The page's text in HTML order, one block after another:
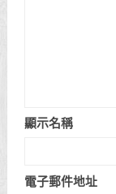
顯示名稱
電子郵件地址